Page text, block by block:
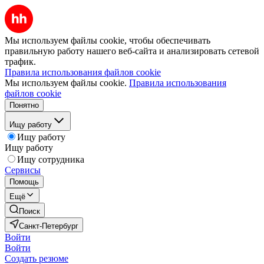
Мы используем файлы cookie, чтобы обеспечивать
правильную работу нашего веб-сайта и анализировать сетевой
трафик.
Правила использования файлов cookie
Мы используем файлы cookie. Правила использования
файлов cookie
Понятно
Ищу работу
Ищу работу
Ищу работу
Ищу сотрудника
Сервисы
Помощь
Ещё
Поиск
Санкт-Петербург
Войти
Войти
Создать резюме